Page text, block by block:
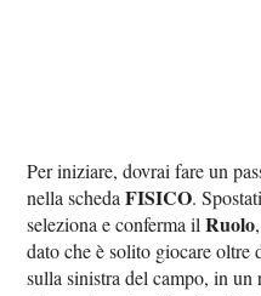
Per iniziare, dovrai fare un
nella schedaFISICO.
seleziona e conferma ilRuolo
dato che è solito giocare
sulla sinistra del campo, in